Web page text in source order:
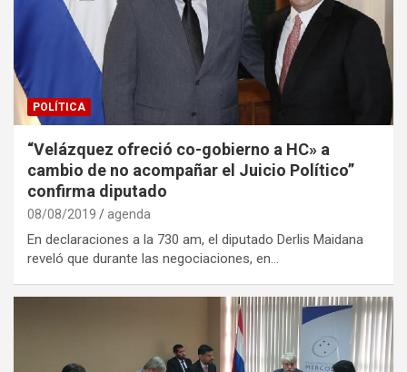
POLÍTICA
“Velázquez ofreció co-gobierno a HC» a
cambio de no acompañar el Juicio Político”
confirma diputado
08/08/2019 agenda
En declaraciones a la 730 am, el diputado Derlis Maidana
reveló que durante las negociaciones, en…